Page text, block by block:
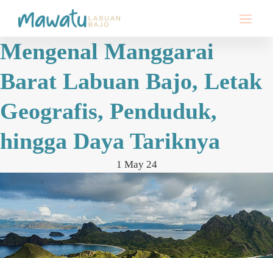
Mengenal Manggarai
Barat Labuan Bajo, Letak
Geografis, Penduduk,
hingga Daya Tariknya
1 May 24